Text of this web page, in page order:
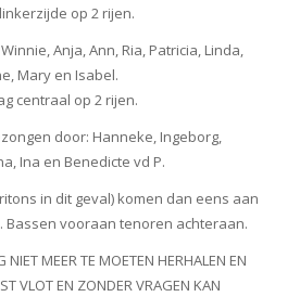
op 2 rijen.
Anja, Ann, Ria, Patricia, Linda,
Mary en Isabel.
centraal op 2 rijen.
door: Hanneke, Ingeborg,
Ina en Benedicte vd P.
in dit geval) komen dan eens aan
Bassen vooraan tenoren achteraan.
NIET MEER TE MOETEN HERHALEN EN
VLOT EN ZONDER VRAGEN KAN